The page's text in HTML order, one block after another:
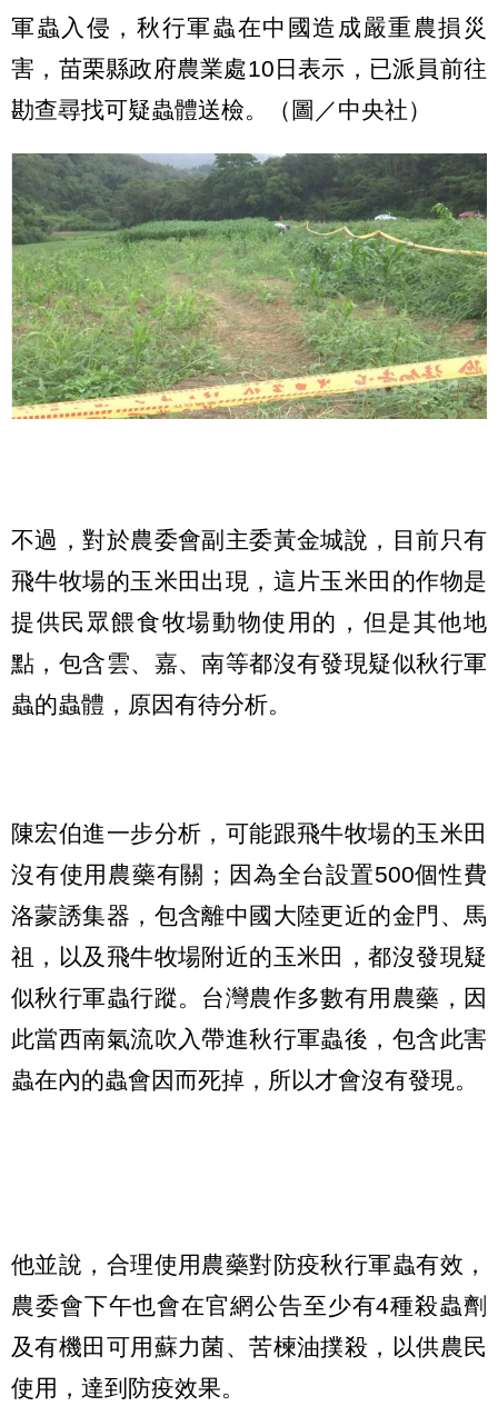
軍蟲入侵，秋行軍蟲在中國造成嚴重農損災
害，苗栗縣政府農業處10日表示，已派員前往
勘查尋找可疑蟲體送檢。（圖／中央社）
不過，對於農委會副主委黃金城說，目前只有
飛牛牧場的玉米田出現，這片玉米田的作物是
提供民眾餵食牧場動物使用的，但是其他地
點，包含雲、嘉、南等都沒有發現疑似秋行軍
蟲的蟲體，原因有待分析。
陳宏伯進一步分析，可能跟飛牛牧場的玉米田
沒有使用農藥有關；因為全台設置500個性費
洛蒙誘集器，包含離中國大陸更近的金門、馬
祖，以及飛牛牧場附近的玉米田，都沒發現疑
似秋行軍蟲行蹤。台灣農作多數有用農藥，因
此當西南氣流吹入帶進秋行軍蟲後，包含此害
蟲在內的蟲會因而死掉，所以才會沒有發現。
他並說，合理使用農藥對防疫秋行軍蟲有效，
農委會下午也會在官網公告至少有4種殺蟲劑
及有機田可用蘇力菌、苦楝油撲殺，以供農民
使用，達到防疫效果。